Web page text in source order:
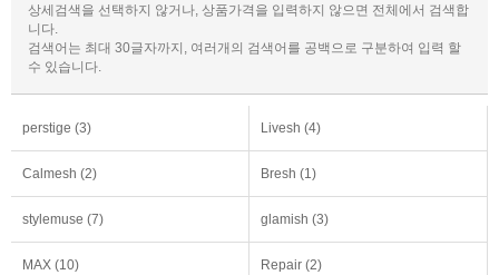
상세검색을 선택하지 않거나, 상품가격을 입력하지 않으면 전체에서 검색합
니다.
검색어는 최대 30글자까지, 여러개의 검색어를 공백으로 구분하여 입력 할
수 있습니다.
perstige (3) Livesh (4)
Calmesh (2) Bresh (1)
stylemuse (7) glamish (3)
MAX (10) Repair (2)